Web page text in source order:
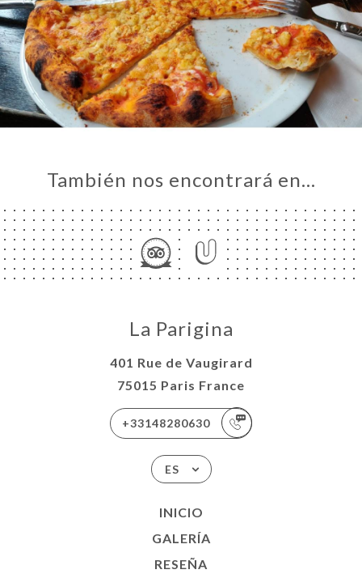
También nos encontrará en…
La Parigina
401 Rue de Vaugirard
75015 Paris France
+33148280630
ES
INICIO
GALERÍA
RESEÑA